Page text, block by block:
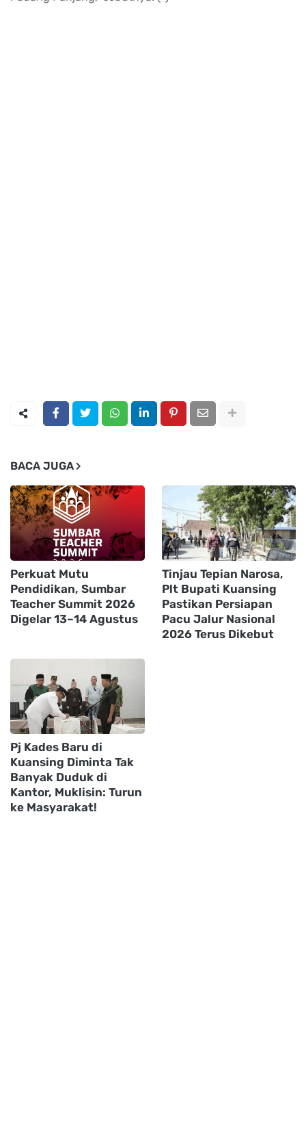
BACA JUGA
Perkuat Mutu
Pendidikan, Sumbar
Teacher Summit 2026
Digelar 13–14 Agustus
Tinjau Tepian Narosa,
Plt Bupati Kuansing
Pastikan Persiapan
Pacu Jalur Nasional
2026 Terus Dikebut
Pj Kades Baru di
Kuansing Diminta Tak
Banyak Duduk di
Kantor, Muklisin: Turun
ke Masyarakat!